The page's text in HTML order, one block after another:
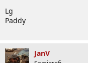
Lg
Paddy
JanV